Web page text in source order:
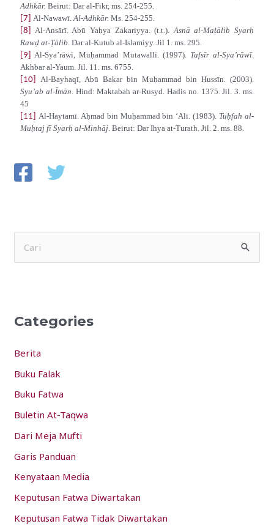
Adhkār. Beirut: Dar al-Fikr, ms. 254-255.
[7]
Al-Nawawī.Al-Adhkār. Ms. 254-255.
[8]
Al-Ansārī. Abū Yaḥya Zakariyya. (t.t.). Asnā al-Maṭālib Syarḥ
Rawḍ at-Ṭālib . Dar al-Kutub al-Islamiyy. Jil 1. ms. 295.
[9]
Al-Sya’rāwī, Muḥammad Mutawallī. (1997). Tafsīr al-Sya’rāwī.
Akhbar al-Yaum. Jil. 11. ms. 6755.
[10]
Al-Bayhaqī, Abū Bakar bin Muḥammad bin Ḥussīn. (2003).
Syu’ab al-Īmān . Hind: Maktabah ar-Rusyd. Hadis no. 1375. Jil. 3. ms.
45
[11]
Al-Haytamī. Aḥmad bin Muḥammad bin ‘Alī. (1983). Tuḥfah al-
Muḥtaj fī Syarḥ al-Minhāj . Beirut: Dar Ihya at-Turath. Jil. 2. ms. 88.
c
f
o
r
:
Categories
Berita
Buku Falak
Buku Fatwa
Buletin At-Taqwa
Dari Meja Mufti
Garis Panduan
Kenyataan Media
Keputusan Fatwa Diwartakan
Keputusan Fatwa Tidak Diwartakan